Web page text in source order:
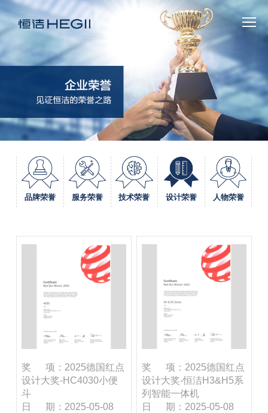
品牌荣誉 服务荣誉 技术荣誉 设计荣誉 人物荣誉
奖 项：2025德国红点
设计大奖-HC4030小便
斗
日 期：2025-05-08
奖 项：2025德国红点
设计大奖-恒洁H3&H5系
列智能一体机
日 期：2025-05-08